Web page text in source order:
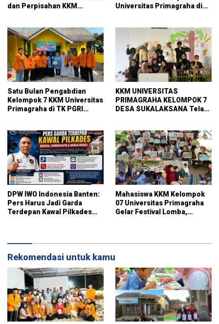
dan Perpisahan KKM
Universitas Primagraha di
Satu Bulan Pengabdian
Kelompok 7 KKM Universitas
Primagraha di TK PGRI
KKM UNIVERSITAS
PRIMAGRAHA KELOMPOK 7
DESA SUKALAKSANA Telah
DPW IWO Indonesia Banten:
Pers Harus Jadi Garda
Terdepan Kawal Pilkades
Mahasiswa KKM Kelompok
07 Universitas Primagraha
Gelar Festival Lomba,
Rekomendasi untuk kamu